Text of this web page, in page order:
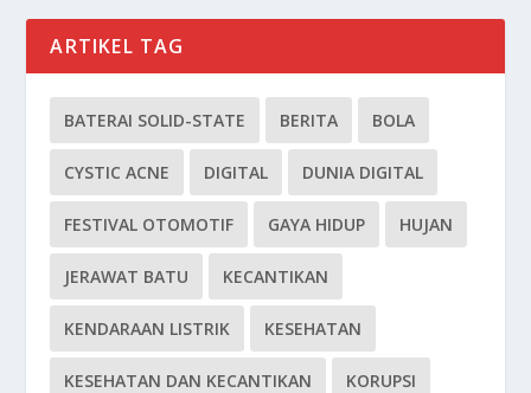
ARTIKEL TAG
BATERAI SOLID-STATE BERITA BOLA
CYSTIC ACNE DIGITAL DUNIA DIGITAL
FESTIVAL OTOMOTIF GAYA HIDUP HUJAN
JERAWAT BATU KECANTIKAN
KENDARAAN LISTRIK KESEHATAN
KESEHATAN DAN KECANTIKAN KORUPSI